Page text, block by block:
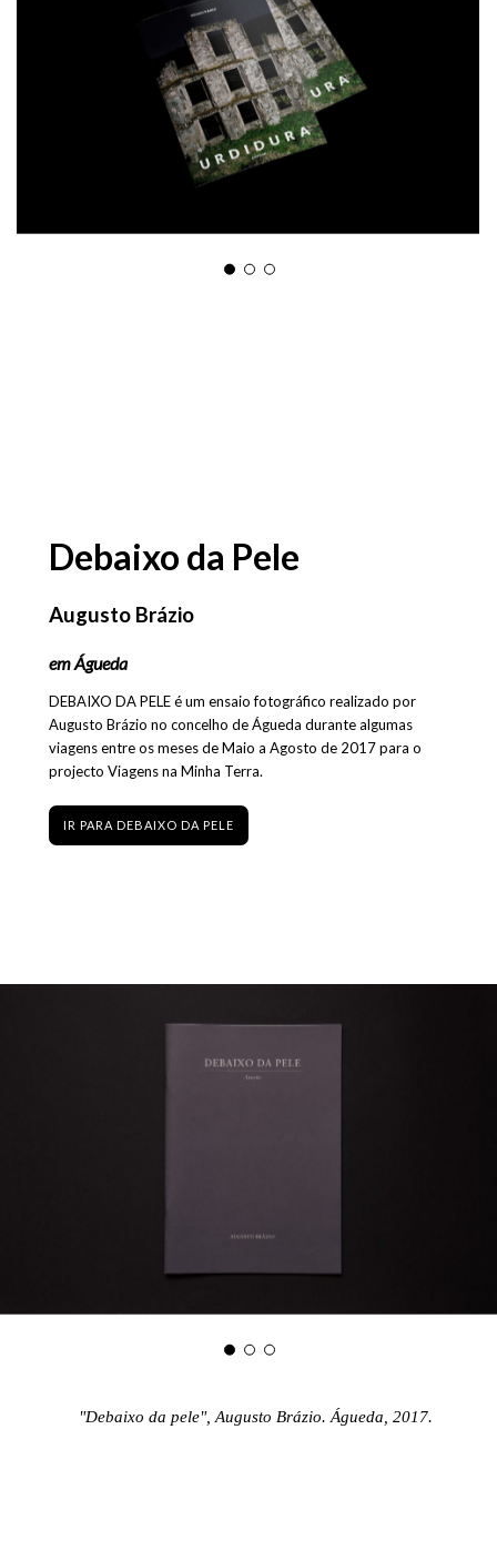
Debaixo da Pele
Augusto Brázio
em Águeda
DEBAIXO DA PELE é um ensaio fotográfico realizado por
Augusto Brázio no concelho de Águeda durante algumas
viagens entre os meses de Maio a Agosto de 2017 para o
projecto Viagens na Minha Terra.
IR PARA DEBAIXO DA PELE
"Debaixo da pele", Augusto Brázio. Águeda, 2017.